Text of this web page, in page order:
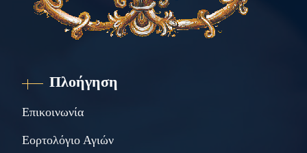
Πλοήγηση
Επικοινωνία
Εορτολόγιο Αγιών